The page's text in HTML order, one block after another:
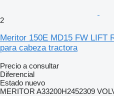
2
Meritor 150E MD15 FW LIFT
para cabeza tractora
Precio a consultar
Diferencial
Estado nuevo
MERITOR A33200H2452309